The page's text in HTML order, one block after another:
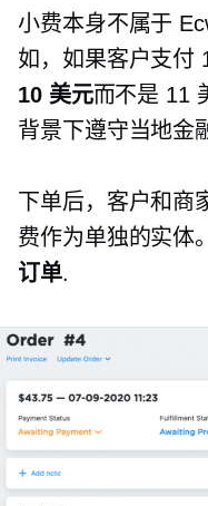
小费本身不属于
如，如果客户支付
10 美元而不是 11
背景下遵守当地金
下单后，客户和商
费作为单独的实体
订单.